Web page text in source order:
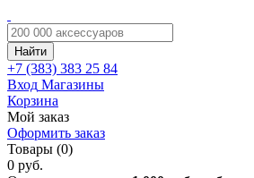
Найти
+7 (383) 383 25 84
Вход Магазины
Корзина
Мой заказ
Оформить заказ
Товары (0)
0 руб.